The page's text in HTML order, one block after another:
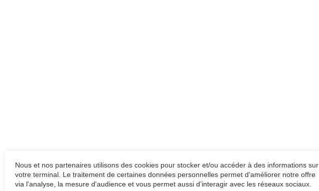
Nous et nos partenaires utilisons des cookies pour stocker et/ou accéder à des informations sur
votre terminal. Le traitement de certaines données personnelles permet d'améliorer notre offre
via l'analyse, la mesure d'audience et vous permet aussi d’interagir avec les réseaux sociaux.